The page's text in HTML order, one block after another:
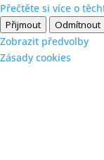
Přečtěte si více o
Přijmout Odmítnout
Zobrazit předvolby
Zásady cookies